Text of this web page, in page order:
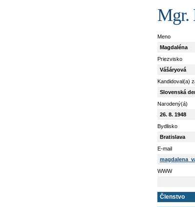
Mgr.
Meno
Magdaléna
Priezvisko
Vášáryová
Kandidoval(a)
Slovenská
Narodený(á)
26. 8. 1948
Bydlisko
Bratislava
E-mail
WWW
Členstvo